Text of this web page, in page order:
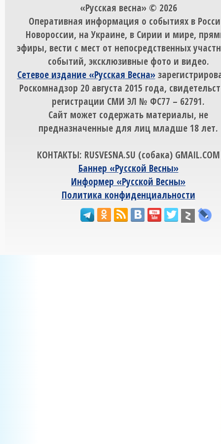
«Русская весна» © 2026
Оперативная информация о событиях в
Новороссии, на Украине, в Сирии и мире,
эфиры, вести с мест от непосредственных
событий, эксклюзивные фото и видео.
Сетевое издание «Русская Весна»
Роскомнадзор 20 августа 2015 года,
регистрации СМИ ЭЛ № ФС77 – 62791.
Сайт может содержать материалы, не
предназначенные для лиц младше 18 лет.
КОНТАКТЫ: RUSVESNA.SU (собака) GMAIL.COM
Баннер «Русской Весны»
Информер «Русской Весны»
Политика конфиденциальности